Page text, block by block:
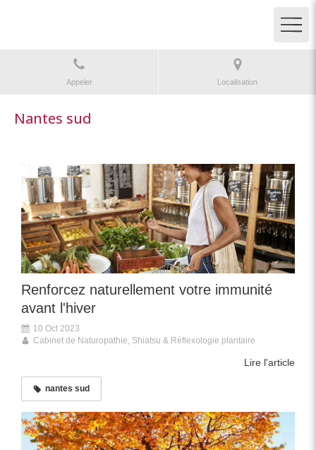
Appeler Localisation
Nantes sud
Renforcez naturellement votre immunité
avant l'hiver
10 Oct 2023
Cabinet de Naturopathie, Shiatsu & Réflexologie plantaire
Lire l'article
nantes sud